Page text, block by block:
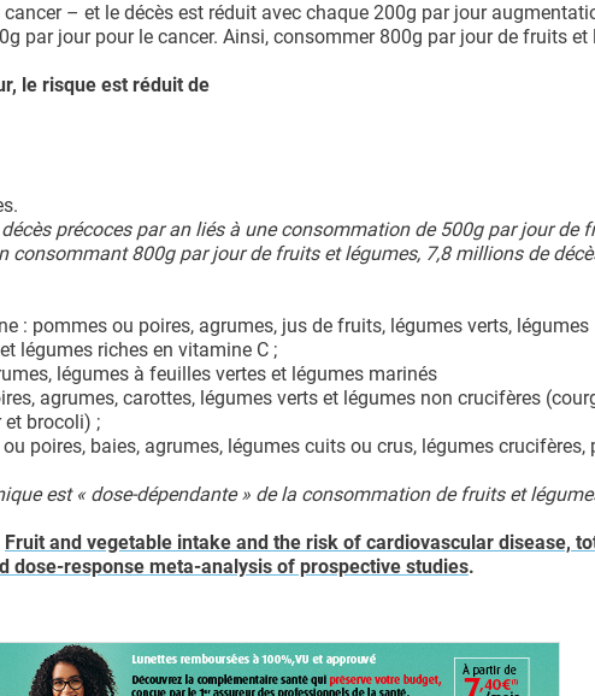
– et le décès est réduit avec chaque 200g par jour
par jour pour le cancer. Ainsi, consommer 800g par jour de fruits et
le risque est réduit de
précoces par an liés à une consommation de 500g par jour de
consommant 800g par jour de fruits et légumes, 7,8 millions de
: pommes ou poires, agrumes, jus de fruits, légumes verts, légumes
légumes riches en vitamine C ;
légumes à feuilles vertes et légumes marinés
agrumes, carottes, légumes verts et légumes non crucifères
et brocoli) ;
poires, baies, agrumes, légumes cuits ou crus, légumes crucifères,
est « dose-dépendante » de la consommation de fruits et
Fruit and vegetable intake and the risk of cardiovascular disease,
dose-response meta-analysis of prospective studies.